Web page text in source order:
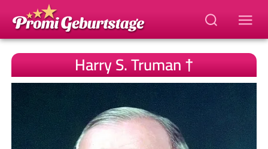
Harry S. Truman †